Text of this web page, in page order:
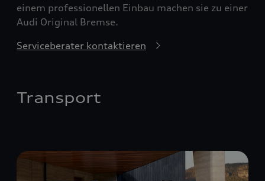
einem professionellen Einbau machen sie zu einer
Audi Original Bremse.
Serviceberater kontaktieren
Transport